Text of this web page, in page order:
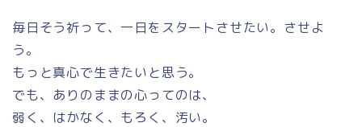
毎日そう祈って、一日をスタートさせたい。させよ
う。
もっと真心で生きたいと思う。
でも、ありのままの心ってのは、
弱く、はかなく、もろく、汚い。